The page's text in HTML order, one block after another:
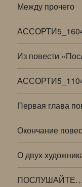
Между прочего
Из повести
Первая глава
Окончание
О двух
ПОСЛУШАЙТЕ…